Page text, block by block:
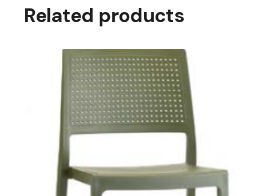
Related products